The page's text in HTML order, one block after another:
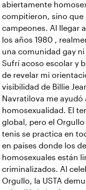
abiertamente
compitieron, sino que
campeones. Al llegar
los años 1980 ,
una comunidad gay
Sufrí acoso escolar y
de revelar mi
visibilidad de Billie
Navratilova me ayudó
homosexualidad. El
global, pero el Orgullo
tenis se practica en
en países donde los
homosexuales están
criminalizados. Al
Orgullo, la USTA